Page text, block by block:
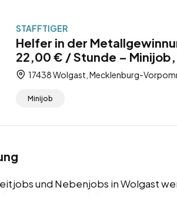
STAFFTIGER
Helfer in der
22,00 € / Stunde –
17438 Wolgast, Mecklenburg-
Minijob
und Nebenjobs in Wolgast